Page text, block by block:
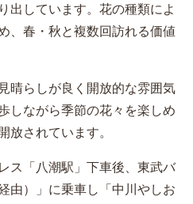
出しています。花の種類によ
、春・秋と複数回訪れる価値
晴らしが良く開放的な雰囲気
しながら季節の花々を楽しめ
放されています。
ス「八潮駅」下車後、東武バ
由）」に乗車し「中川やしお